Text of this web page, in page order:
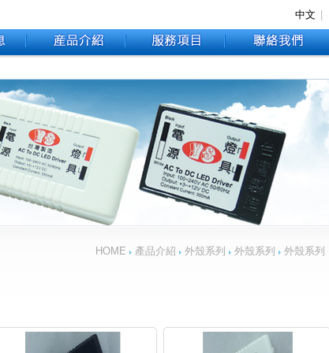
中文
HOME 產品介紹 外殼系列 外殼系列 外殼系列